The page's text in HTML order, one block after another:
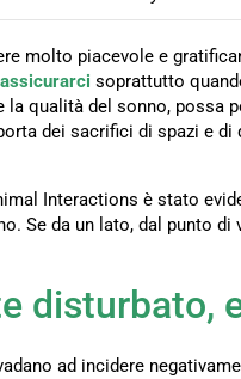
molto piacevole e
soprattutto
qualità del sonno, possa
dei sacrifici di spazi e
Interactions è stato
Se da un lato, dal punto
disturbato,
ad incidere